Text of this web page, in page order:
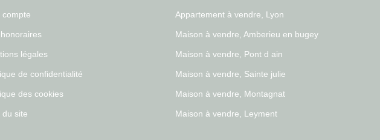
compte
légales
de confidentialité
des cookies
du site
Appartement à vendre, Lyon
Maison à vendre, Amberieu en bugey
Maison à vendre, Pont d ain
Maison à vendre, Sainte julie
Maison à vendre, Montagnat
Maison à vendre, Leyment